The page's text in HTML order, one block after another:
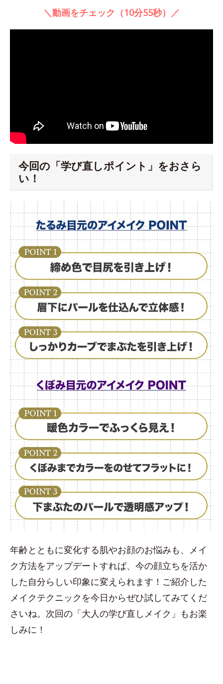
＼動画をチェック（10分55秒）／
今回の「学び直しポイント」をおさら
い！
年齢とともに変化する肌やお顔のお悩みも、メイ
ク方法をアップデートすれば、今の顔立ちを活か
した自分らしい印象に変えられます！ご紹介した
メイクテクニックを今日からぜひ試してみてくだ
さいね。次回の「大人の学び直しメイク」もお楽
しみに！